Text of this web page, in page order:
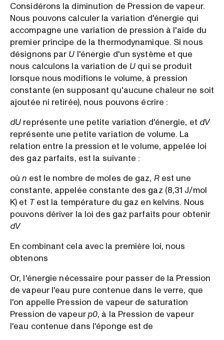
Considérons la diminution de Pression de vapeur.
Nous pouvons calculer la variation d'énergie qui
accompagne une variation de pression à l'aide du
premier principe de la thermodynamique. Si nous
désignons par U l'énergie d'un système et que
nous calculons la variation de U qui se produit
lorsque nous modifions le volume, à pression
constante (en supposant qu'aucune chaleur ne soit
ajoutée ni retirée), nous pouvons écrire :
dU représente une petite variation d'énergie, et dV
représente une petite variation de volume. La
relation entre la pression et le volume, appelée loi
des gaz parfaits, est la suivante :
oùn est le nombre de moles de gaz, Rest une
constante, appelée constante des gaz (8,31 J/mol
K) et Test la température du gaz en kelvins. Nous
pouvons dériver la loi des gaz parfaits pour obtenir
dV
En combinant cela avec la première loi, nous
obtenons
Or, l'énergie nécessaire pour passer de la Pression
de vapeur l'eau pure contenue dans le verre, que
l'on appelle Pression de vapeur de saturation
Pression de vapeurp0, à la Pression de vapeur
l'eau contenue dans l'éponge est de